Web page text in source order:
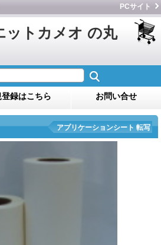
PCサイト
ットカメオ の丸
登録はこちら お問い合せ
アプリケーションシート 転写